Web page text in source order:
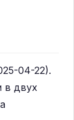
04-22).
в двух